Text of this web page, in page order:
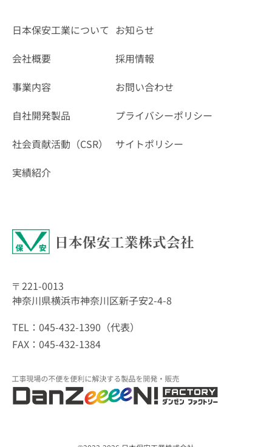
日本保安工業について
会社概要
事業内容
自社開発製品
社会貢献活動（CSR）
実績紹介
お知らせ
採用情報
お問い合わせ
プライバシーポリシー
サイトポリシー
日本保安工業株式会社
〒221-0013
神奈川県横浜市神奈川区新子安2-4-8
TEL：045-432-1390（代表）
FAX：045-432-1384